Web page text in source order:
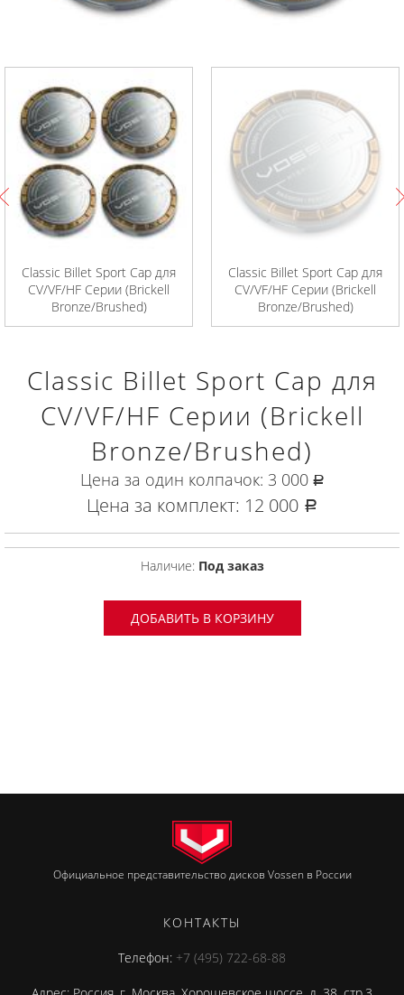
Classic Billet Sport Cap для
CV/VF/HF Серии (Brickell
Bronze/Brushed)
Classic Billet Sport Cap для
CV/VF/HF Серии (Brickell
Bronze/Brushed)
Classic Billet Sport Cap для
CV/VF/HF Серии (Brickell
Bronze/Brushed)
Цена за один колпачок: 3 000 руб.
Цена за комплект: 12 000 руб.
Наличие: Под заказ
ДОБАВИТЬ В КОРЗИНУ
Официальное представительство дисков Vossen в России
КОНТАКТЫ
Телефон: +7 (495) 722-68-88